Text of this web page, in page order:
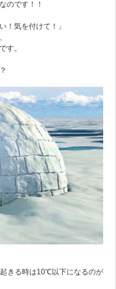
のです！！
！気を付けて！」
す。
きる時は10℃以下になるのが